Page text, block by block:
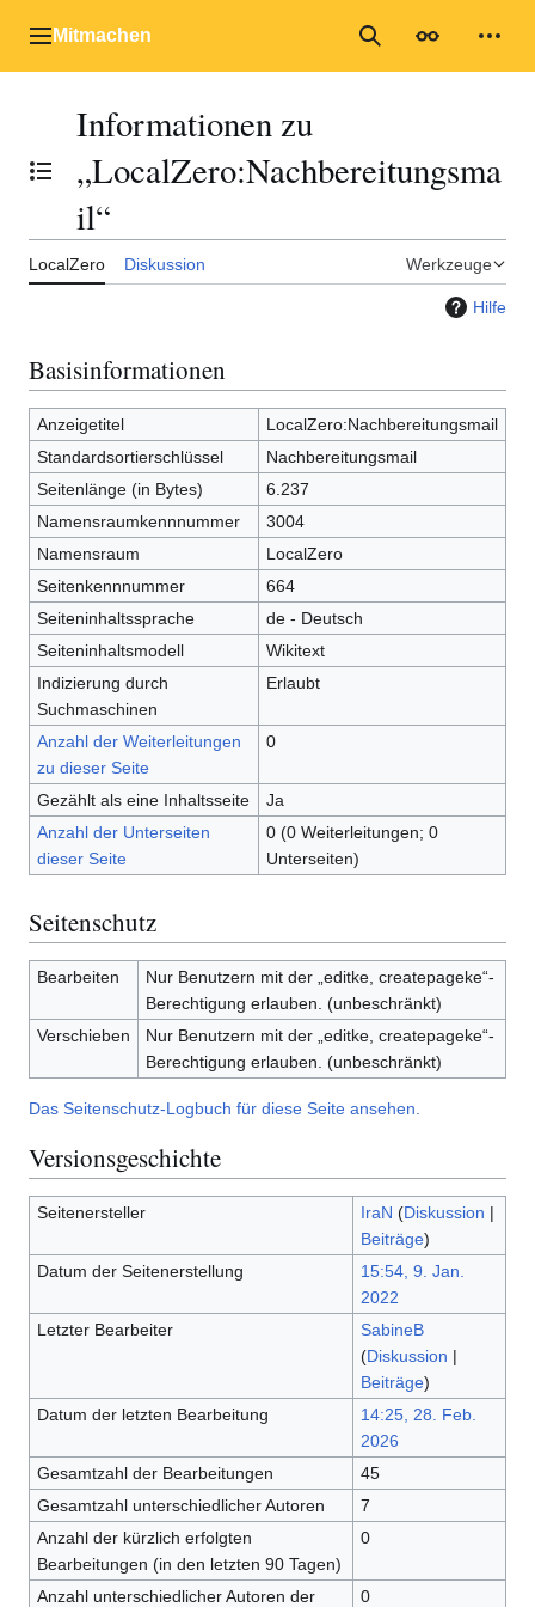
Inhalt
Hauptmenü
Mitmachen Suche
Inhaltsverzeichnis umschalten
Informationen zu
„LocalZero:Nachbereitungsma
il“
LocalZero Diskussion Werkzeuge
Hilfe
Basisinformationen
Anzeigetitel
LocalZero:Nachbereitungsmail
Standardsortierschlüssel
Nachbereitungsmail
Seitenlänge (in Bytes)
6.237
Namensraumkennnummer
3004
Namensraum
LocalZero
Seitenkennnummer
664
Seiteninhaltssprache
de - Deutsch
Seiteninhaltsmodell
Wikitext
Indizierung durch
Suchmaschinen
Erlaubt
Anzahl der Weiterleitungen
zu dieser Seite
0
Gezählt als eine Inhaltsseite
Ja
Anzahl der Unterseiten
dieser Seite
0 (0 Weiterleitungen; 0
Unterseiten)
Seitenschutz
Bearbeiten
Nur Benutzern mit der „editke, createpageke“-
Berechtigung erlauben. (unbeschränkt)
Verschieben
Nur Benutzern mit der „editke, createpageke“-
Berechtigung erlauben. (unbeschränkt)
Das Seitenschutz-Logbuch für diese Seite ansehen.
Versionsgeschichte
Seitenersteller IraN (Diskussion |
Beiträge)
Datum der Seitenerstellung
15:54, 9. Jan.
2022
Letzter Bearbeiter
SabineB
(Diskussion |
Beiträge)
Datum der letzten Bearbeitung
14:25, 28. Feb.
2026
Gesamtzahl der Bearbeitungen
45
Gesamtzahl unterschiedlicher Autoren
7
Anzahl der kürzlich erfolgten
Bearbeitungen (in den letzten 90 Tagen)
0
Anzahl unterschiedlicher Autoren der 0